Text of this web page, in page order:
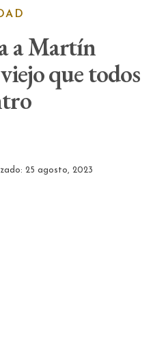
a Martín
que todos
25 agosto, 2023